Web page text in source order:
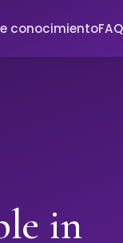
conocimientoFAQ
in